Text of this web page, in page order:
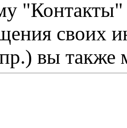
"Контакты"
своих
вы также